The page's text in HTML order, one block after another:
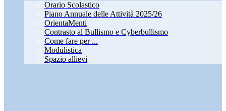
Orario Scolastico
Piano Annuale delle Attività 2025/26
OrientaMenti
Contrasto al Bullismo e Cyberbullismo
Come fare per ...
Modulistica
Spazio allievi